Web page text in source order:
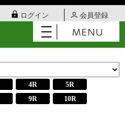
ログイン 会員登録
4R
5R
9R
10R